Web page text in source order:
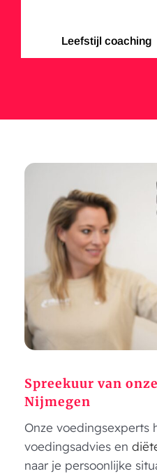
Leefstijl coaching
Spreekuur van
Nijmegen
Onze voedingsexperts
voedingsadvies en
naar je persoonlijke